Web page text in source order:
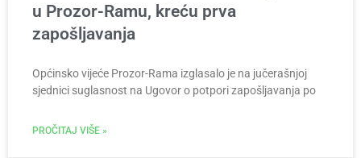
u Prozor-Ramu, kreću prva
zapošljavanja
Općinsko vijeće Prozor-Rama izglasalo je na jučerašnjoj
sjednici suglasnost na Ugovor o potpori zapošljavanja po
PROČITAJ VIŠE »